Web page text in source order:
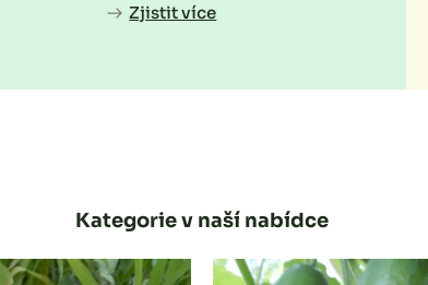
Zjistit více
Kategorie v naší nabídce